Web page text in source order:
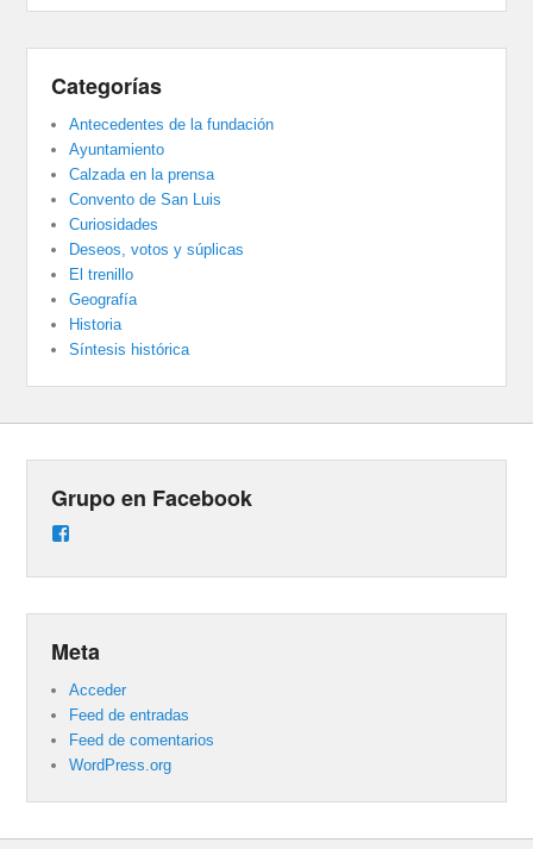
Categorías
Antecedentes de la fundación
Ayuntamiento
Calzada en la prensa
Convento de San Luis
Curiosidades
Deseos, votos y súplicas
El trenillo
Geografía
Historia
Síntesis histórica
Grupo en Facebook
en
Meta
Acceder
Feed de entradas
Feed de comentarios
WordPress.org